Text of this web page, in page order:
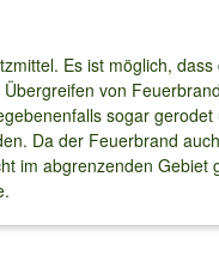
Es ist möglich,
von
sogar
Da der Feuerbrand
im abgrenzenden Gebiet